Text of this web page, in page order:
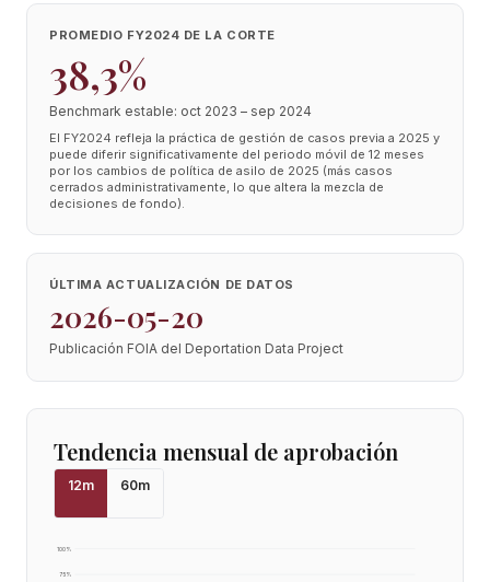
PROMEDIO FY2024 DE LA CORTE
38,3%
Benchmark estable: oct 2023 – sep 2024
El FY2024 refleja la práctica de gestión de casos previa a 2025 y
puede diferir significativamente del periodo móvil de 12 meses
por los cambios de política de asilo de 2025 (más casos
cerrados administrativamente, lo que altera la mezcla de
decisiones de fondo).
ÚLTIMA ACTUALIZACIÓN DE DATOS
2026-05-20
Publicación FOIA del Deportation Data Project
Tendencia mensual de aprobación
12m 60m
75%
100%